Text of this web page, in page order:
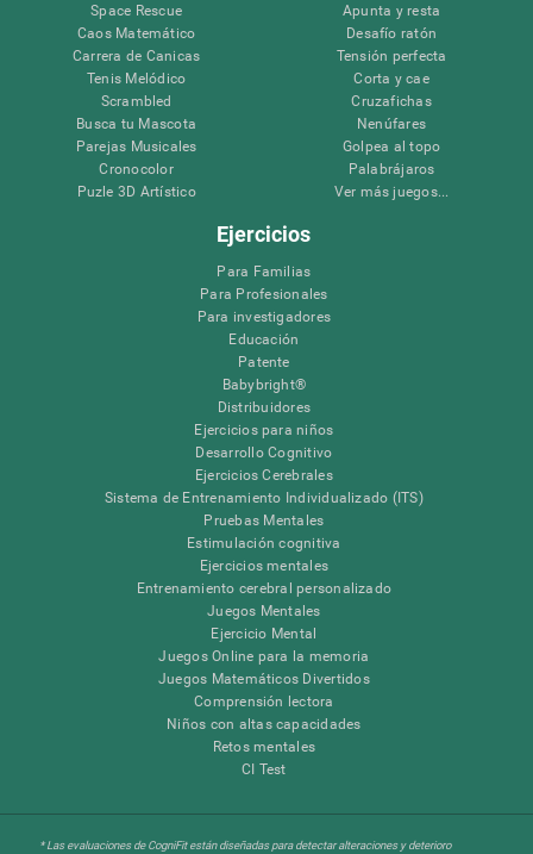
Space Rescue
Caos Matemático
Carrera de Canicas
Tenis Melódico
Scrambled
Busca tu Mascota
Parejas Musicales
Cronocolor
Puzle 3D Artístico
Apunta y resta
Desafío ratón
Tensión perfecta
Corta y cae
Cruzafichas
Nenúfares
Golpea al topo
Palabrájaros
Ver más juegos...
Ejercicios
Para Familias
Para Profesionales
Para investigadores
Educación
Patente
Babybright®
Distribuidores
Ejercicios para niños
Desarrollo Cognitivo
Ejercicios Cerebrales
Sistema de Entrenamiento Individualizado (ITS)
Pruebas Mentales
Estimulación cognitiva
Ejercicios mentales
Entrenamiento cerebral personalizado
Juegos Mentales
Ejercicio Mental
Juegos Online para la memoria
Juegos Matemáticos Divertidos
Comprensión lectora
Niños con altas capacidades
Retos mentales
CI Test
* Las evaluaciones de CogniFit están diseñadas para detectar alteraciones y deterioro